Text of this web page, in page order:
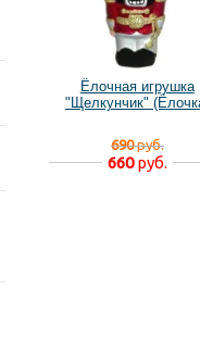
Ёлочная игрушка
"Щелкунчик"
690руб.
660руб.